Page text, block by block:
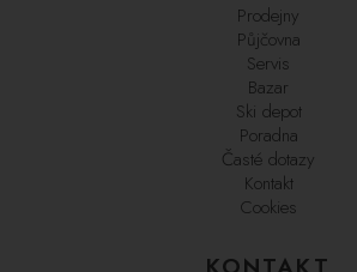
Prodejny
Půjčovna
Servis
Bazar
Ski depot
Poradna
Časté dotazy
Kontakt
Cookies